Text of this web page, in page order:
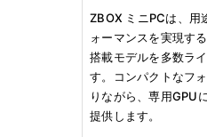
ZBOX ミニPCは、用
ォーマンスを実現す
搭載モデルを多数ラ
す。コンパクトなフ
りながら、専用GPU
提供します。